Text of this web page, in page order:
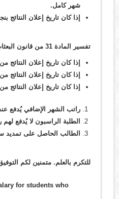
شهر كامل.
إذا كان تاريخ إعلان
تفسير المادة 31 من قانون البعثات
إذا كان تاريخ إعلان النتائج من 6 مايو إلى 5 يونيو، يستحق الطالب مرتب مايو ومرتب
إذا كان تاريخ إعلان النتائج من 6 يونيو إلى 5 يوليو، يستحق الطالب مرتب يونيو ومرتب
إذا كان تاريخ إعلان النتائج من 6 يوليو إلى 5 أغسطس، يستحق الطالب مرتب يوليو ومرتب
راتب الشهر الإضافي يُدفع
الطلبة الراسبون لا يُدفع
الطالب الحاصل على
للتكرم بالعلم. متمنين لكم
for students who